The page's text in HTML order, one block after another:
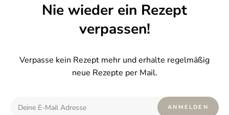
Nie wieder ein Rezept
verpassen!
Verpasse kein Rezept mehr und erhalte regelmäßig
neue Rezepte per Mail.